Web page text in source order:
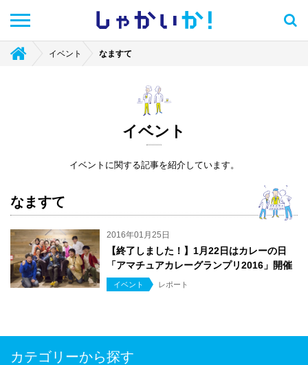
しゃかい か！
イベント なますて
イベント
イベントに関する記事を紹介しています。
なますて
2016年01月25日
【終了しました！】1月22日はカレーの日
「アマチュアカレーグランプリ2016」開催
イベント レポート
カテゴリーから探す